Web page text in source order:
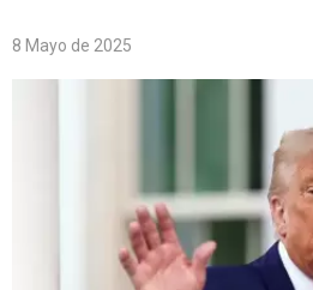
8 Mayo de 2025